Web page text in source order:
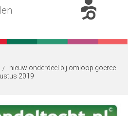
/ nieuw onderdeel bij omloop goeree-
2019